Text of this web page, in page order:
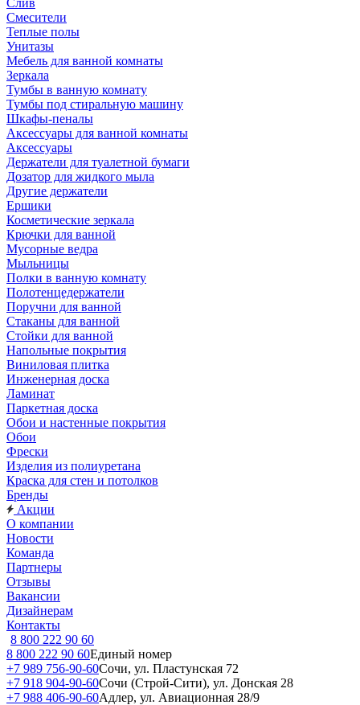
Слив
Смесители
Теплые полы
Унитазы
Мебель для ванной комнаты
Зеркала
Тумбы в ванную комнату
Тумбы под стиральную машину
Шкафы-пеналы
Аксессуары для ванной комнаты
Аксессуары
Держатели для туалетной бумаги
Дозатор для жидкого мыла
Другие держатели
Ершики
Косметические зеркала
Крючки для ванной
Мусорные ведра
Мыльницы
Полки в ванную комнату
Полотенцедержатели
Поручни для ванной
Стаканы для ванной
Стойки для ванной
Напольные покрытия
Виниловая плитка
Инженерная доска
Ламинат
Паркетная доска
Обои и настенные покрытия
Обои
Фрески
Изделия из полиуретана
Краска для стен и потолков
Бренды
Акции
О компании
Новости
Команда
Партнеры
Отзывы
Вакансии
Дизайнерам
Контакты
8 800 222 90 60
8 800 222 90 60Единый номер
+7 989 756-90-60Сочи, ул. Пластунская 72
+7 918 904-90-60Сочи (Строй-Сити), ул. Донская 28
+7 988 406-90-60Адлер, ул. Авиационная 28/9